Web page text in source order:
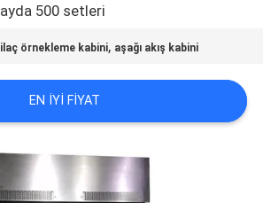
ayda 500 setleri
ilaç örnekleme kabini, aşağı akış kabini
EN IYI FIYAT